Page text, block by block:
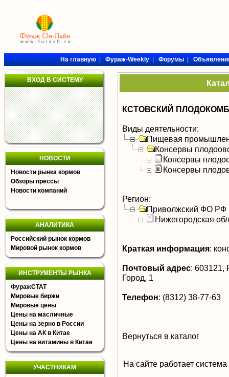
На главную|Фураж-Weekly|Форумы|
ВХОД В СИСТЕМУ
НОВОСТИ
Новости рынка кормов
Обзоры прессы
Новости компаний
АНАЛИТИКА
Российский рынок кормов
Мировой рынок кормов
ИНСТРУМЕНТЫ РЫНКА
ФуражСТАТ
Мировые биржи
Мировые цены
Цены на масличные
Цены на зерно в России
Цены на АК в Китае
Цены на витамины в Китае
УЧАСТНИКАМ
КСТОВСКИЙ
Виды деятельности:
Пищевая
Консервы
Консервы
Консервы
Регион:
Приволжский ФО РФ
Нижегородская
Краткая информация:
Почтовый адрес: 603121,
Город, 1
Телефон: (8312) 38-77-63
Вернуться в каталог
На сайте работает